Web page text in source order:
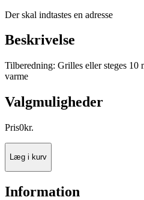
Der skal indtastes en adresse
Beskrivelse
Tilberedning: Grilles eller steges 10
varme
Valgmuligheder
Pris0kr.
Læg i kurv
Information